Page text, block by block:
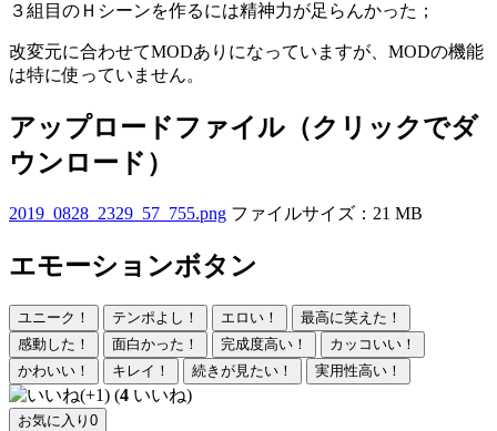
３組目のＨシーンを作るには精神力が足らんかった；
改変元に合わせてMODありになっていますが、MODの機能
は特に使っていません。
アップロードファイル（クリックでダ
ウンロード）
2019_0828_2329_57_755.png ファイルサイズ：21 MB
エモーションボタン
ユニーク！ テンポよし！ エロい！
最高に笑えた！
感動した！
面白かった！ 完成度高い！
カッコいい！
かわいい！
キレイ！ 続きが見たい！ 実用性高い！
(4 いいね)
お気に入り 0